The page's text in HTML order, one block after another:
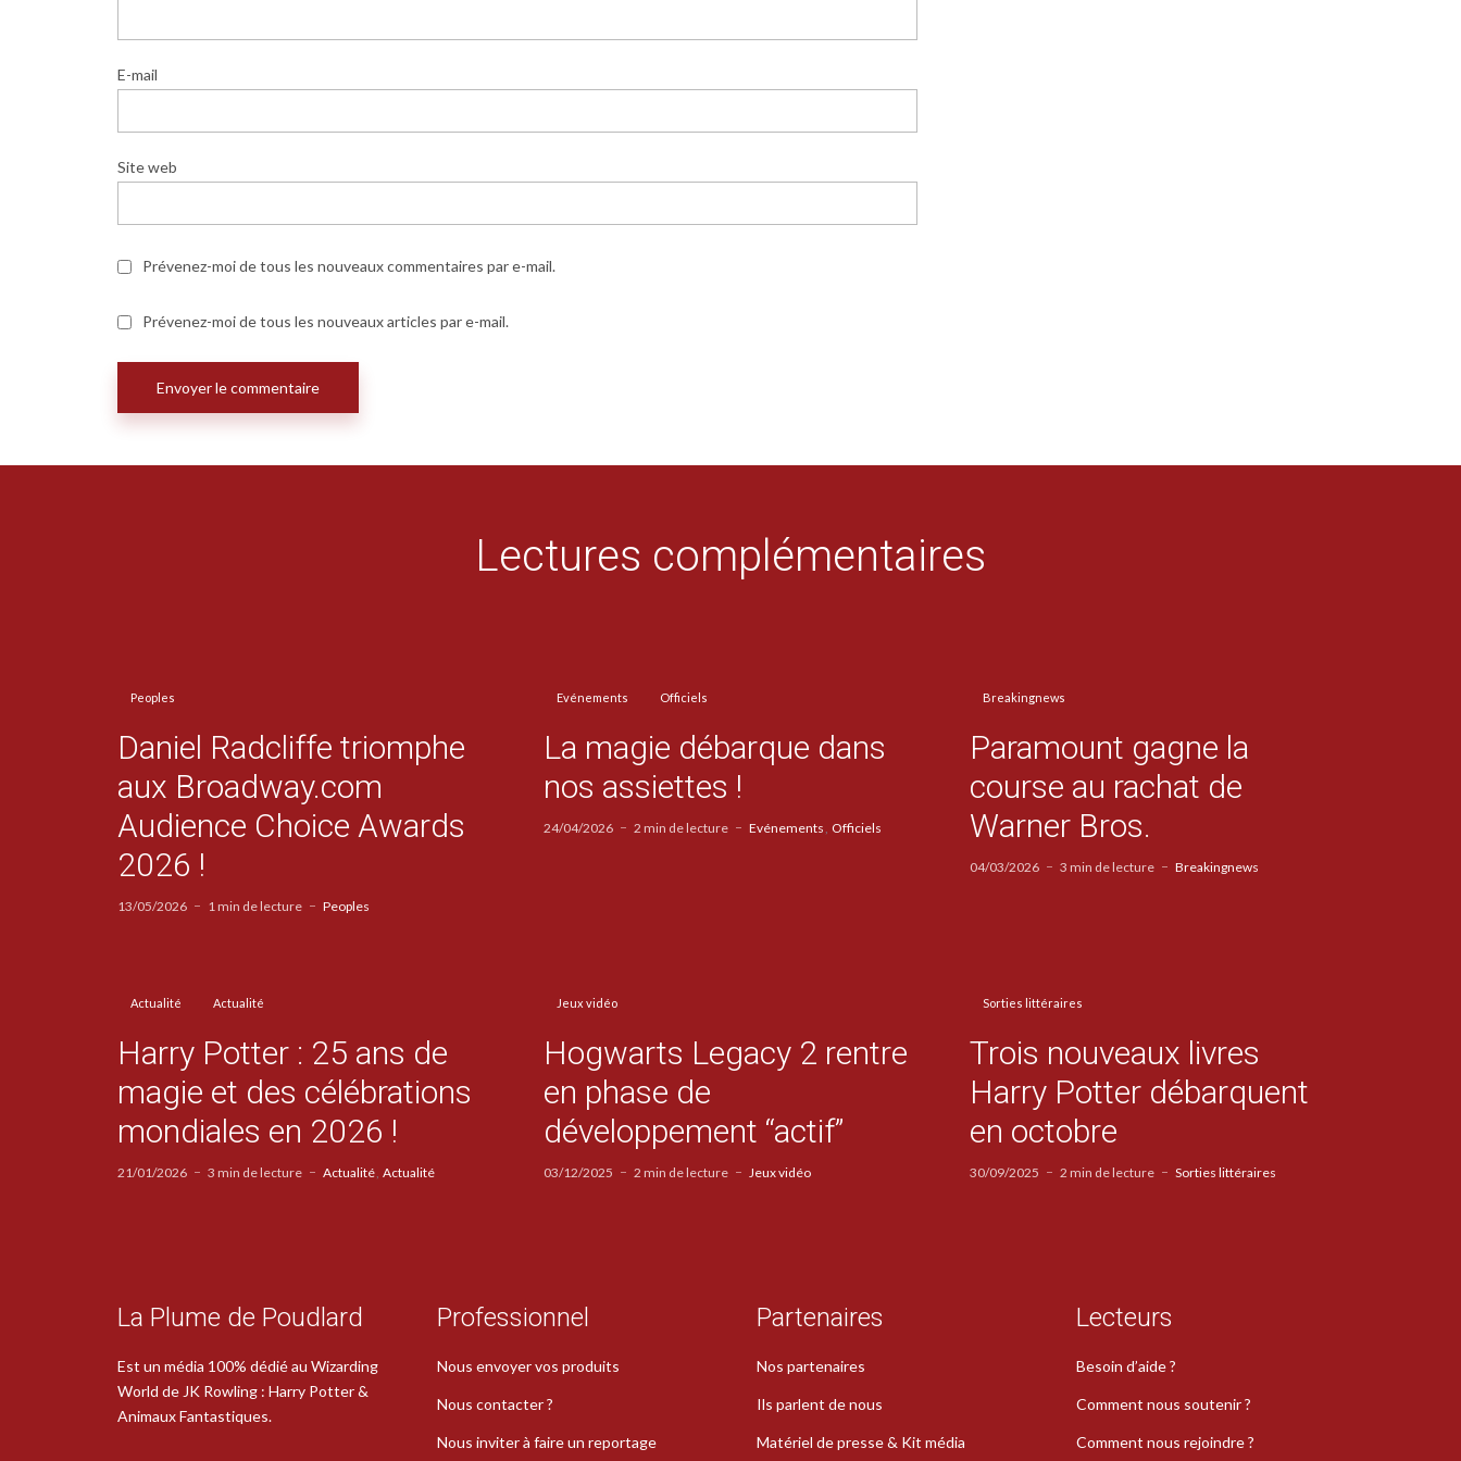
E-mail
Site web
Prévenez-moi de tous les nouveaux commentaires par e-mail.
Prévenez-moi de tous les nouveaux articles par e-mail.
Lectures complémentaires
Peoples
Daniel Radcliffe triomphe
aux Broadway.com
Audience Choice Awards
2026 !
13/05/2026 1 min de lecture Peoples
Evénements Officiels
La magie débarque dans
nos assiettes !
24/04/2026 2 min de lecture Evénements Officiels
Breakingnews
Paramount gagne la
course au rachat de
Warner Bros.
04/03/2026 3 min de lecture Breakingnews
Actualité Actualité
Harry Potter : 25 ans de
magie et des célébrations
mondiales en 2026 !
21/01/2026 3 min de lecture Actualité Actualité
Jeux vidéo
Hogwarts Legacy 2 rentre
en phase de
développement “actif”
03/12/2025 2 min de lecture Jeux vidéo
Sorties littéraires
Trois nouveaux livres
Harry Potter débarquent
en octobre
30/09/2025 2 min de lecture Sorties littéraires
La Plume de Poudlard
Est un média 100% dédié au Wizarding
World de JK Rowling : Harry Potter &
Animaux Fantastiques.
Professionnel
Nous envoyer vos produits
Nous contacter ?
Nous inviter à faire un reportage
Partenaires
Nos partenaires
Ils parlent de nous
Matériel de presse & Kit média
Lecteurs
Besoin d’aide ?
Comment nous soutenir ?
Comment nous rejoindre ?